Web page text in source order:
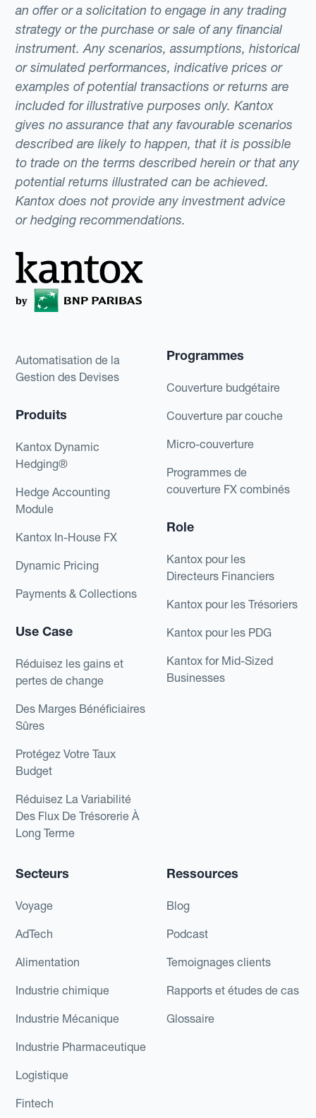
an offer or a solicitation to engage in any trading
strategy or the purchase or sale of any financial
instrument. Any scenarios, assumptions, historical
or simulated performances, indicative prices or
examples of potential transactions or returns are
included for illustrative purposes only. Kantox
gives no assurance that any favourable scenarios
described are likely to happen, that it is possible
to trade on the terms described herein or that any
potential returns illustrated can be achieved.
Kantox does not provide any investment advice
or hedging recommendations.
Automatisation de la
Gestion des Devises
Produits
Kantox Dynamic
Hedging®
Hedge Accounting
Module
Kantox In-House FX
Dynamic Pricing
Payments & Collections
Use Case
Réduisez les gains et
pertes de change
Des Marges Bénéficiaires
Sûres
Protégez Votre Taux
Budget
Réduisez La Variabilité
Des Flux De Trésorerie À
Long Terme
Programmes
Couverture budgétaire
Couverture par couche
Micro-couverture
Programmes de
couverture FX combinés
Role
Kantox pour les
Directeurs Financiers
Kantox pour les Trésoriers
Kantox pour les PDG
Kantox for Mid-Sized
Businesses
Secteurs
Voyage
AdTech
Alimentation
Industrie chimique
Industrie Mécanique
Industrie Pharmaceutique
Logistique
Fintech
Ressources
Blog
Podcast
Temoignages clients
Rapports et études de cas
Glossaire